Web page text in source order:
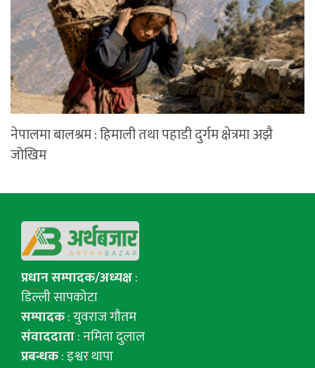
नेपालमा बालश्रम : हिमाली तथा पहाडी दुर्गम क्षेत्रमा अझै
जोखिम
प्रधान सम्पादक/अध्यक्ष:
डिल्ली सापकोटा
सम्पादक: युवराज गाैतम
संवाददाता: नमिता दुलाल
प्रबन्धक: इश्वर थापा